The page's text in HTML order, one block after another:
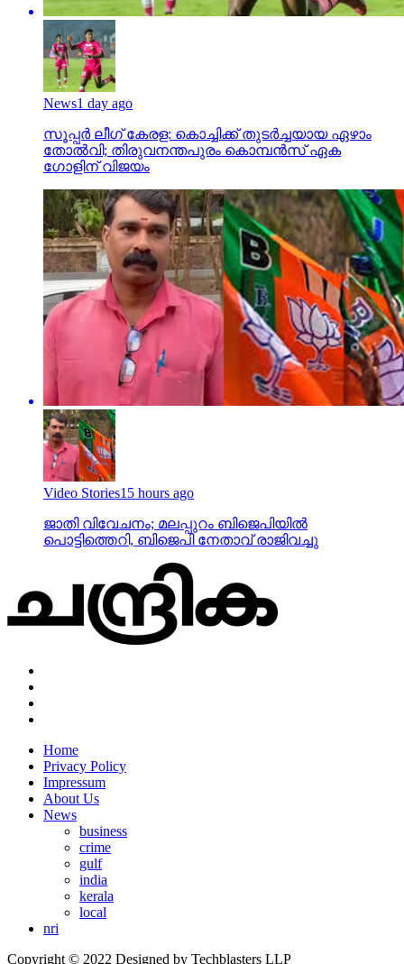
News1 day ago
സൂപ്പര്‍ ലീഗ് കേരള: കൊച്ചിക്ക് തുടര്‍ച്ചയായ ഏഴാം
തോല്‍വി; തിരുവനന്തപുരം കൊമ്പന്‍സ് ഏക
ഗോളിന് വിജയം
Video Stories15 hours ago
ജാതി വിവേചനം; മലപ്പുറം ബിജെപിയില്‍
പൊട്ടിത്തെറി, ബിജെപി നേതാവ് രാജിവച്ചു
Home
Privacy Policy
Impressum
About Us
News
business
crime
gulf
india
kerala
local
nri
Copyright © 2022 Designed by Techblasters LLP